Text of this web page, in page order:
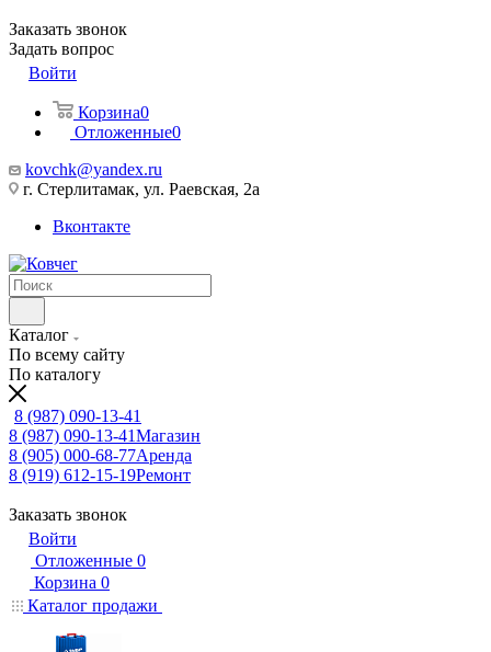
Заказать звонок
Задать вопрос
Войти
Корзина0
Отложенные0
kovchk@yandex.ru
г. Стерлитамак, ул. Раевская, 2а
Вконтакте
Каталог
По всему сайту
По каталогу
8 (987) 090-13-41
8 (987) 090-13-41Магазин
8 (905) 000-68-77Аренда
8 (919) 612-15-19Ремонт
Заказать звонок
Войти
Отложенные 0
Корзина 0
Каталог продажи